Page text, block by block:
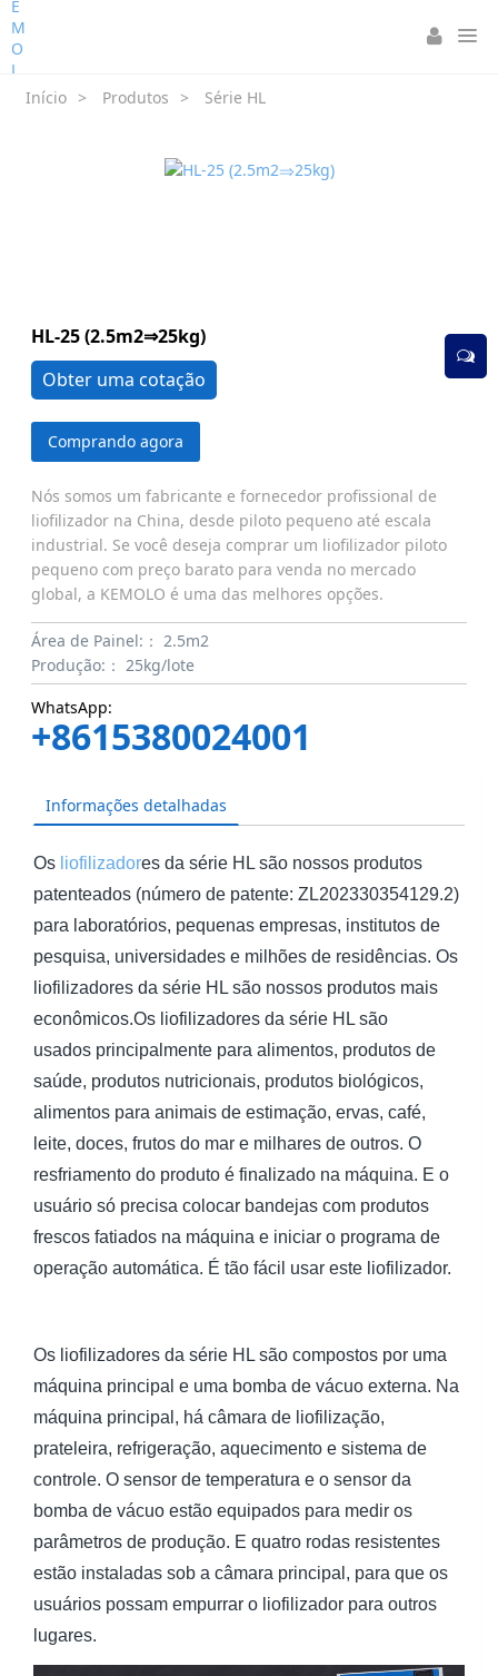
Início > Produtos > Série HL
HL-25 (2.5m2⇒25kg)
Obter uma cotação
Comprando agora
Nós somos um fabricante e fornecedor profissional de
liofilizador na China, desde piloto pequeno até escala
industrial. Se você deseja comprar um liofilizador piloto
pequeno com preço barato para venda no mercado
global, a KEMOLO é uma das melhores opções.
Área de Painel:： 2.5m2
Produção:： 25kg/lote
WhatsApp:
+8615380024001
Informações detalhadas
Os liofilizadores da série HL são nossos produtos
patenteados (número de patente: ZL202330354129.2)
para laboratórios, pequenas empresas, institutos de
pesquisa, universidades e milhões de residências. Os
liofilizadores da série HL são nossos produtos mais
econômicos.Os liofilizadores da série HL são
usados principalmente para alimentos, produtos de
saúde, produtos nutricionais, produtos biológicos,
alimentos para animais de estimação, ervas, café,
leite, doces, frutos do mar e milhares de outros. O
resfriamento do produto é finalizado na máquina. E o
usuário só precisa colocar bandejas com produtos
frescos fatiados na máquina e iniciar o programa de
operação automática. É tão fácil usar este liofilizador.
Os liofilizadores da série HL são compostos por uma
máquina principal e uma bomba de vácuo externa. Na
máquina principal, há câmara de liofilização,
prateleira, refrigeração, aquecimento e sistema de
controle. O sensor de temperatura e o sensor da
bomba de vácuo estão equipados para medir os
parâmetros de produção. E quatro rodas resistentes
estão instaladas sob a câmara principal, para que os
usuários possam empurrar o liofilizador para outros
lugares.